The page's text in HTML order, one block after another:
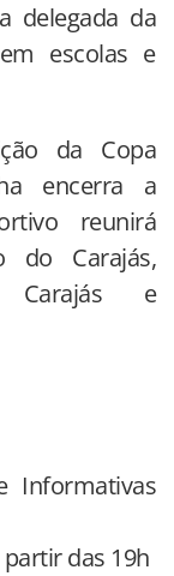
delegada da
escolas e
da Copa
encerra a
reunirá
do Carajás,
Carajás e
Informativas
partir das 19h